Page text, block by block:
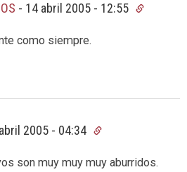
- 14 abril 2005 - 12:55
como siempre.
2005 - 04:34
son muy muy muy aburridos.